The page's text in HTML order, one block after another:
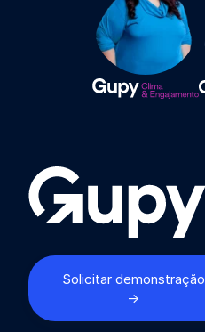
Solicitar demonstração
→